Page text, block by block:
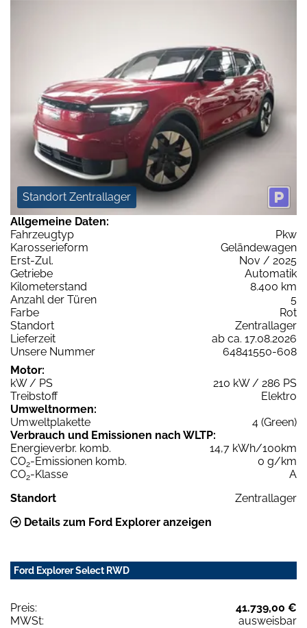
Standort Zentrallager
Allgemeine Daten:
Fahrzeugtyp
Pkw
Karosserieform
Geländewagen
Erst-Zul.
Nov / 2025
Getriebe
Automatik
Kilometerstand
8.400 km
Anzahl der Türen
5
Farbe
Rot
Standort
Zentrallager
Lieferzeit
ab ca. 17.08.2026
Unsere Nummer
64841550-608
Motor:
kW / PS
210 kW / 286 PS
Treibstoff
Elektro
Umweltnormen:
Umweltplakette
4 (Green)
Verbrauch und Emissionen nach WLTP:
Energieverbr. komb.
14,7 kWh/100km
CO2-Emissionen komb.
0 g/km
CO2-Klasse
A
Standort
Zentrallager
Details zum Ford Explorer anzeigen
Ford Explorer Select RWD
Preis:
41.739,00 €
MWSt:
ausweisbar